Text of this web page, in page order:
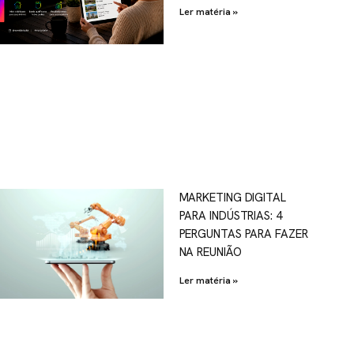
Ler matéria »
MARKETING DIGITAL
PARA INDÚSTRIAS: 4
PERGUNTAS PARA FAZER
NA REUNIÃO
Ler matéria »